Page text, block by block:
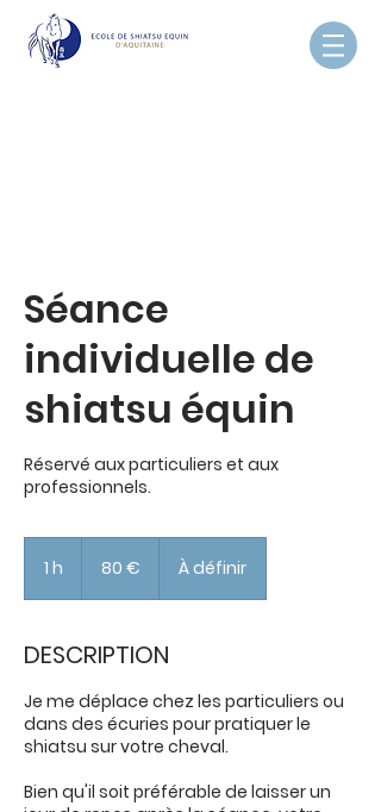
Séance
individuelle de
shiatsu équin
Réservé aux particuliers et aux
professionnels.
1 h 80 € À définir
DESCRIPTION
Je me déplace chez les particuliers ou
dans des écuries pour pratiquer le
shiatsu sur votre cheval.
Bien qu'il soit préférable de laisser un